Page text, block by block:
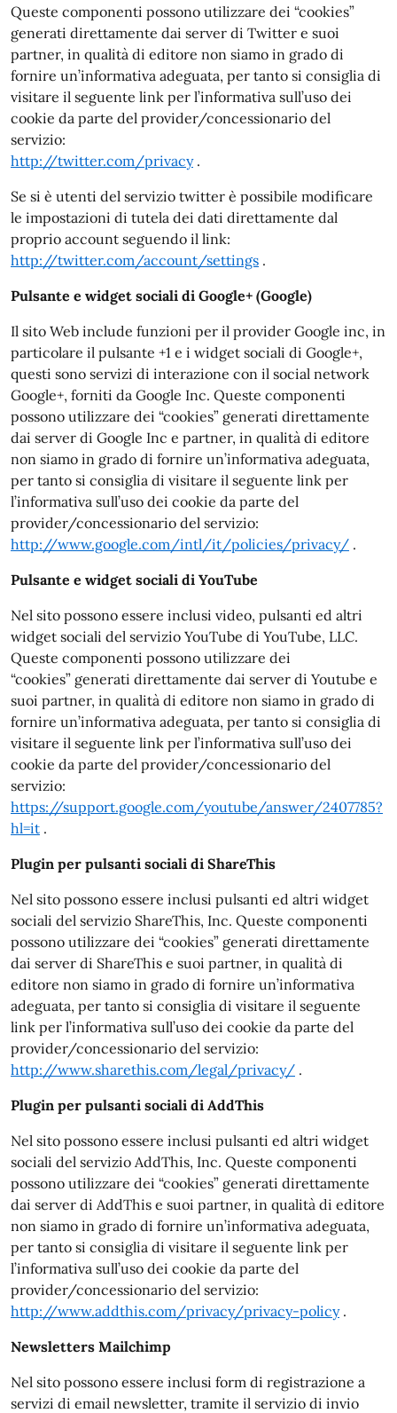
Queste componenti possono utilizzare dei “cookies”
generati direttamente dai server di Twitter e suoi
partner, in qualità di editore non siamo in grado di
fornire un’informativa adeguata, per tanto si consiglia di
visitare il seguente link per l’informativa sull’uso dei
cookie da parte del provider/concessionario del
servizio:
http://twitter.com/privacy.
Se si è utenti del servizio twitter è possibile modificare
le impostazioni di tutela dei dati direttamente dal
proprio account seguendo il link:
http://twitter.com/account/settings .
Pulsante e widget sociali di Google+ (Google)
Il sito Web include funzioni per il provider Google inc, in
particolare il pulsante +1 e i widget sociali di Google+,
questi sono servizi di interazione con il social network
Google+, forniti da Google Inc. Queste componenti
possono utilizzare dei “cookies” generati direttamente
dai server di Google Inc e partner, in qualità di editore
non siamo in grado di fornire un’informativa adeguata,
per tanto si consiglia di visitare il seguente link per
l’informativa sull’uso dei cookie da parte del
provider/concessionario del servizio:
http://www.google.com/intl/it/policies/privacy/ .
Pulsante e widget sociali di YouTube
Nel sito possono essere inclusi video, pulsanti ed altri
widget sociali del servizio YouTube di YouTube, LLC.
Queste componenti possono utilizzare dei
“cookies” generati direttamente dai server di Youtube e
suoi partner, in qualità di editore non siamo in grado di
fornire un’informativa adeguata, per tanto si consiglia di
visitare il seguente link per l’informativa sull’uso dei
cookie da parte del provider/concessionario del
servizio:
https://support.google.com/youtube/answer/2407785?
hl=it .
Plugin per pulsanti sociali di ShareThis
Nel sito possono essere inclusi pulsanti ed altri widget
sociali del servizio ShareThis, Inc. Queste componenti
possono utilizzare dei “cookies” generati direttamente
dai server di ShareThis e suoi partner, in qualità di
editore non siamo in grado di fornire un’informativa
adeguata, per tanto si consiglia di visitare il seguente
link per l’informativa sull’uso dei cookie da parte del
provider/concessionario del servizio:
http://www.sharethis.com/legal/privacy/ .
Plugin per pulsanti sociali di AddThis
Nel sito possono essere inclusi pulsanti ed altri widget
sociali del servizio AddThis, Inc. Queste componenti
possono utilizzare dei “cookies” generati direttamente
dai server di AddThis e suoi partner, in qualità di editore
non siamo in grado di fornire un’informativa adeguata,
per tanto si consiglia di visitare il seguente link per
l’informativa sull’uso dei cookie da parte del
provider/concessionario del servizio:
http://www.addthis.com/privacy/privacy-policy.
Newsletters Mailchimp
Nel sito possono essere inclusi form di registrazione a
servizi di email newsletter, tramite il servizio di invio